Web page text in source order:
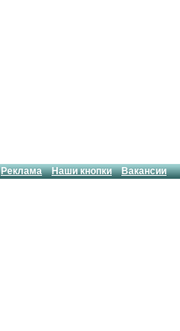
Реклама Наши кнопки Вакансии